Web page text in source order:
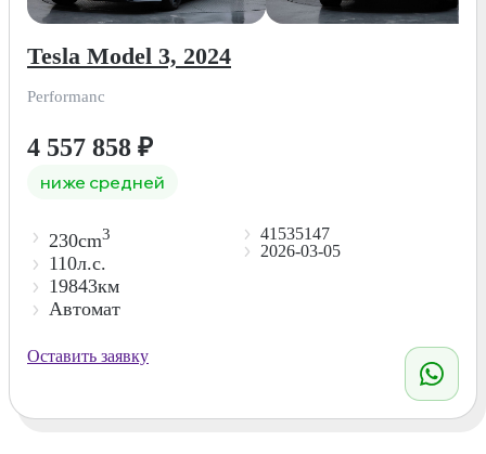
Tesla Model 3, 2024
Performanc
4 557 858 ₽
ниже средней
230cm3
110л.с.
19843км
Автомат
41535147
2026-03-05
Оставить заявку